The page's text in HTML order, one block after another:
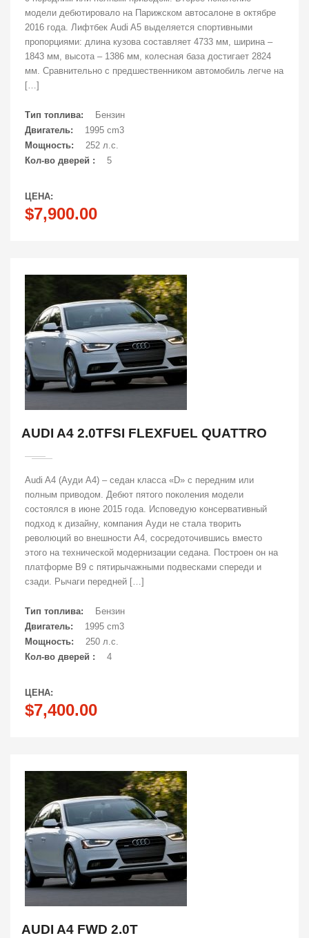
модели дебютировало на Парижском автосалоне в октябре
2016 года. Лифтбек Audi A5 выделяется спортивными
пропорциями: длина кузова составляет 4733 мм, ширина –
1843 мм, высота – 1386 мм, колесная база достигает 2824
мм. Сравнительно с предшественником автомобиль легче на
[…]
Тип топлива:
Бензин
Двигатель:
1995 cm3
Мощность:
252 л.с.
Кол-во дверей :
5
ЦЕНА:
$7,900.00
AUDI A4 2.0TFSI FLEXFUEL QUATTRO
Audi A4 (Ауди А4) – седан класса «D» с передним или
полным приводом. Дебют пятого поколения модели
состоялся в июне 2015 года. Исповедую консервативный
подход к дизайну, компания Ауди не стала творить
революций во внешности А4, сосредоточившись вместо
этого на технической модернизации седана. Построен он на
платформе В9 с пятирычажными подвесками спереди и
сзади. Рычаги передней […]
Тип топлива:
Бензин
Двигатель:
1995 cm3
Мощность:
250 л.с.
Кол-во дверей :
4
ЦЕНА:
$7,400.00
AUDI A4 FWD 2.0T